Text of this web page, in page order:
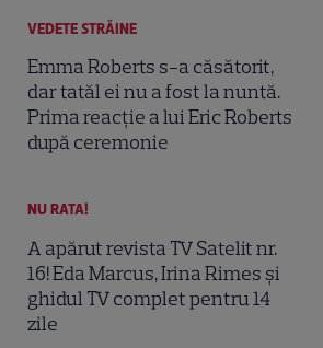
VEDETE STRĂINE
Emma Roberts s-a căsătorit,
dar tatăl ei nu a fost la nuntă.
Prima reacție a lui Eric Roberts
după ceremonie
NU RATA!
A apărut revista TV Satelit nr.
16! Eda Marcus, Irina Rimes și
ghidul TV complet pentru 14
zile